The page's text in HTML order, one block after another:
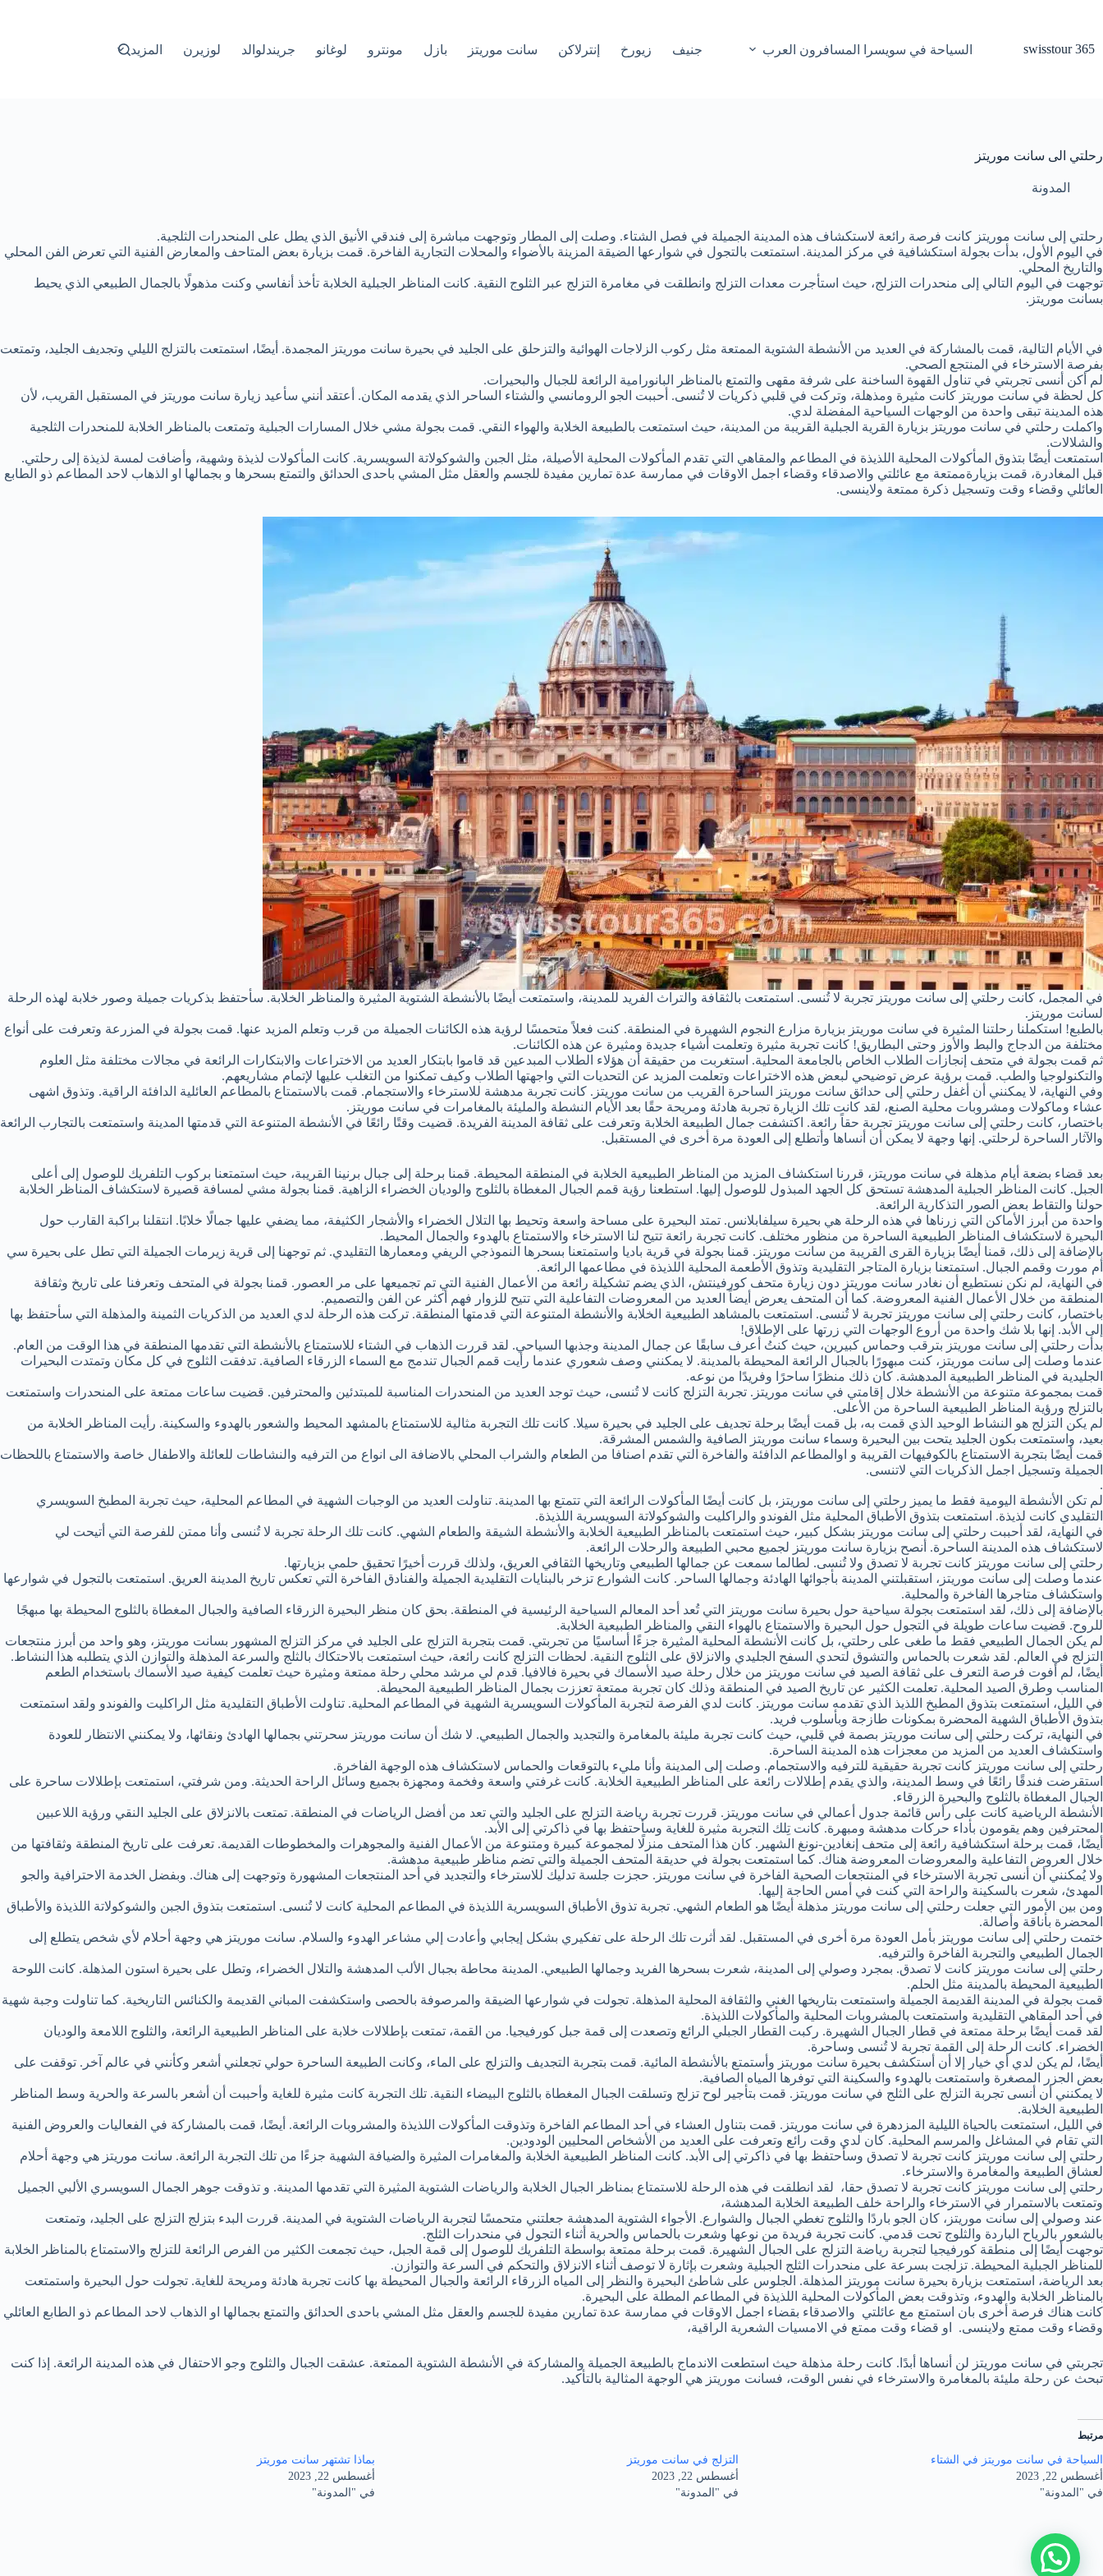
swisstour 365 السياحة في سويسرا المسافرون العرب جنيف زيورخ إنترلاكن سانت موريتز بازل مونترو لوغانو جريندلوالد لوزيرن المزيد
رحلتي الى سانت موريتز
المدونة
رحلتي إلى سانت موريتز كانت فرصة رائعة لاستكشاف هذه المدينة الجميلة في فصل الشتاء. وصلت إلى المطار وتوجهت مباشرة إلى فندقي الأنيق الذي يطل على المنحدرات الثلجية.
في اليوم الأول، بدأت بجولة استكشافية في مركز المدينة. استمتعت بالتجول في شوارعها الضيقة المزينة بالأضواء والمحلات التجارية الفاخرة. قمت بزيارة بعض المتاحف والمعارض الفنية التي تعرض الفن المحلي
والتاريخ المحلي.
توجهت في اليوم التالي إلى منحدرات التزلج، حيث استأجرت معدات التزلج وانطلقت في مغامرة التزلج عبر الثلوج النقية. كانت المناظر الجبلية الخلابة تأخذ أنفاسي وكنت مذهولًا بالجمال الطبيعي الذي يحيط
بسانت موريتز.
في الأيام التالية، قمت بالمشاركة في العديد من الأنشطة الشتوية الممتعة مثل ركوب الزلاجات الهوائية والتزحلق على الجليد في بحيرة سانت موريتز المجمدة. أيضًا، استمتعت بالتزلج الليلي وتجديف الجليد، وتمتعت
بفرصة الاسترخاء في المنتجع الصحي.
لم أكن أنسى تجربتي في تناول القهوة الساخنة على شرفة مقهى والتمتع بالمناظر البانورامية الرائعة للجبال والبحيرات.
كل لحظة في سانت موريتز كانت مثيرة ومذهلة، وتركت في قلبي ذكريات لا تُنسى. أحببت الجو الرومانسي والشتاء الساحر الذي يقدمه المكان. أعتقد أنني سأعيد زيارة سانت موريتز في المستقبل القريب، لأن
هذه المدينة تبقى واحدة من الوجهات السياحية المفضلة لدي.
واكملت رحلتي في سانت موريتز بزيارة القرية الجبلية القريبة من المدينة، حيث استمتعت بالطبيعة الخلابة والهواء النقي. قمت بجولة مشي خلال المسارات الجبلية وتمتعت بالمناظر الخلابة للمنحدرات الثلجية
والشلالات.
استمتعت أيضًا بتذوق المأكولات المحلية اللذيذة في المطاعم والمقاهي التي تقدم المأكولات المحلية الأصيلة، مثل الجبن والشوكولاتة السويسرية. كانت المأكولات لذيذة وشهية، وأضافت لمسة لذيذة إلى رحلتي.
قبل المغادرة، قمت بزيارةممتعة مع عائلتي والاصدقاء وقضاء اجمل الاوقات في ممارسة عدة تمارين مفيدة للجسم والعقل مثل المشي باحدى الحدائق والتمتع بسحرها و بجمالها او الذهاب لاحد المطاعم ذو الطابع
العائلي وقضاء وقت وتسجيل ذكرة ممتعة ولاينسى.
في المجمل، كانت رحلتي إلى سانت موريتز تجربة لا تُنسى. استمتعت بالثقافة والتراث الفريد للمدينة، واستمتعت أيضًا بالأنشطة الشتوية المثيرة والمناظر الخلابة. سأحتفظ بذكريات جميلة وصور خلابة لهذه الرحلة
لسانت موريتز.
بالطبع! استكملنا رحلتنا المثيرة في سانت موريتز بزيارة مزارع النجوم الشهيرة في المنطقة. كنت فعلاً متحمسًا لرؤية هذه الكائنات الجميلة من قرب وتعلم المزيد عنها. قمت بجولة في المزرعة وتعرفت على أنواع
مختلفة من الدجاج والبط والأوز وحتى البطاريق! كانت تجربة مثيرة وتعلمت أشياء جديدة ومثيرة عن هذه الكائنات.
ثم قمت بجولة في متحف إنجازات الطلاب الخاص بالجامعة المحلية. استغربت من حقيقة أن هؤلاء الطلاب المبدعين قد قاموا بابتكار العديد من الاختراعات والابتكارات الرائعة في مجالات مختلفة مثل العلوم
والتكنولوجيا والطب. قمت برؤية عرض توضيحي لبعض هذه الاختراعات وتعلمت المزيد عن التحديات التي واجهتها الطلاب وكيف تمكنوا من التغلب عليها لإتمام مشاريعهم.
وفي النهاية، لا يمكنني أن أغفل رحلتي إلى حدائق سانت موريتز الساحرة القريب من سانت موريتز. كانت تجربة مدهشة للاسترخاء والاستجمام. قمت بالاستمتاع بالمطاعم العائلية الدافئة الراقية. وتذوق اشهى
عشاء وماكولات ومشروبات محلية الصنع، لقد كانت تلك الزيارة تجربة هادئة ومريحة حقًا بعد الأيام النشطة والمليئة بالمغامرات في سانت موريتز.
باختصار، كانت رحلتي إلى سانت موريتز تجربة حقاً رائعة. اكتشفت جمال الطبيعة الخلابة وتعرفت على ثقافة المدينة الفريدة. قضيت وقتًا رائعًا في الأنشطة المتنوعة التي قدمتها المدينة واستمتعت بالتجارب الرائعة
والآثار الساحرة لرحلتي. إنها وجهة لا يمكن أن أنساها وأتطلع إلى العودة مرة أخرى في المستقبل.
بعد قضاء بضعة أيام مذهلة في سانت موريتز، قررنا استكشاف المزيد من المناظر الطبيعية الخلابة في المنطقة المحيطة. قمنا برحلة إلى جبال برنينا القريبة، حيث استمتعنا بركوب التلفريك للوصول إلى أعلى
الجبل. كانت المناظر الجبلية المدهشة تستحق كل الجهد المبذول للوصول إليها. استطعنا رؤية قمم الجبال المغطاة بالثلوج والوديان الخضراء الزاهية. قمنا بجولة مشي لمسافة قصيرة لاستكشاف المناظر الخلابة
حولنا والتقاط بعض الصور التذكارية الرائعة.
واحدة من أبرز الأماكن التي زرناها في هذه الرحلة هي بحيرة سيلفابلانس. تمتد البحيرة على مساحة واسعة وتحيط بها التلال الخضراء والأشجار الكثيفة، مما يضفي عليها جمالًا خلابًا. انتقلنا براكبة القارب حول
البحيرة لاستكشاف المناظر الطبيعية الساحرة من منظور مختلف. كانت تجربة رائعة تتيح لنا الاسترخاء والاستمتاع بالهدوء والجمال المحيط.
بالإضافة إلى ذلك، قمنا أيضًا بزيارة القرى القريبة من سانت موريتز. قمنا بجولة في قرية باديا واستمتعنا بسحرها النموذجي الريفي ومعمارها التقليدي. ثم توجهنا إلى قرية زيرمات الجميلة التي تطل على بحيرة سي
أم مورت وقمم الجبال. استمتعنا بزيارة المتاجر التقليدية وتذوق الأطعمة المحلية اللذيذة في مطاعمها الرائعة.
في النهاية، لم نكن نستطيع أن نغادر سانت موريتز دون زيارة متحف كورفينتش، الذي يضم تشكيلة رائعة من الأعمال الفنية التي تم تجميعها على مر العصور. قمنا بجولة في المتحف وتعرفنا على تاريخ وثقافة
المنطقة من خلال الأعمال الفنية المعروضة. كما أن المتحف يعرض أيضاً العديد من المعروضات التفاعلية التي تتيح للزوار فهم أكثر عن الفن والتصميم.
باختصار، كانت رحلتي إلى سانت موريتز تجربة لا تُنسى. استمتعت بالمشاهد الطبيعية الخلابة والأنشطة المتنوعة التي قدمتها المنطقة. تركت هذه الرحلة لدي العديد من الذكريات الثمينة والمذهلة التي سأحتفظ بها
إلى الأبد. إنها بلا شك واحدة من أروع الوجهات التي زرتها على الإطلاق!
بدأت رحلتي إلى سانت موريتز بترقب وحماس كبيرين، حيث كنتُ أعرف سابقًا عن جمال المدينة وجذبها السياحي. لقد قررت الذهاب في الشتاء للاستمتاع بالأنشطة التي تقدمها المنطقة في هذا الوقت من العام.
عندما وصلت إلى سانت موريتز، كنت مبهورًا بالجبال الرائعة المحيطة بالمدينة. لا يمكنني وصف شعوري عندما رأيت قمم الجبال تندمج مع السماء الزرقاء الصافية. تدفقت الثلوج في كل مكان وتمتدت البحيرات
الجليدية في المناظر الطبيعية المدهشة. كان ذلك منظرًا ساحرًا وفريدًا من نوعه.
قمت بمجموعة متنوعة من الأنشطة خلال إقامتي في سانت موريتز. تجربة التزلج كانت لا تُنسى، حيث توجد العديد من المنحدرات المناسبة للمبتدئين والمحترفين. قضيت ساعات ممتعة على المنحدرات واستمتعت
بالتزلج ورؤية المناظر الطبيعية الساحرة من الأعلى.
لم يكن التزلج هو النشاط الوحيد الذي قمت به، بل قمت أيضًا برحلة تجديف على الجليد في بحيرة سيلا. كانت تلك التجربة مثالية للاستمتاع بالمشهد المحيط والشعور بالهدوء والسكينة. رأيت المناظر الخلابة من
بعيد، واستمتعت بكون الجليد يتحت بين البحيرة وسماء سانت موريتز الصافية والشمس المشرقة.
قمت أيضًا بتجربة الاستمتاع بالكوفيهات القريبة و اوالمطاعم الدافئة والفاخرة التي تقدم اصنافا من الطعام والشراب المحلي بالاضافة الى انواع من الترفيه والنشاطات للعائلة والاطفال خاصة والاستمتاع باللحظات
الجميلة وتسجيل اجمل الذكريات التي لاتنسى.
.
لم تكن الأنشطة اليومية فقط ما يميز رحلتي إلى سانت موريتز، بل كانت أيضًا المأكولات الرائعة التي تتمتع بها المدينة. تناولت العديد من الوجبات الشهية في المطاعم المحلية، حيث تجربة المطبخ السويسري
التقليدي كانت لذيذة. استمتعت بتذوق الأطباق المحلية مثل الفوندو والراكليت والشوكولاتة السويسرية اللذيذة.
في النهاية، لقد أحببت رحلتي إلى سانت موريتز بشكل كبير، حيث استمتعت بالمناظر الطبيعية الخلابة والأنشطة الشيقة والطعام الشهي. كانت تلك الرحلة تجربة لا تُنسى وأنا ممتن للفرصة التي أتيحت لي
لاستكشاف هذه المدينة الساحرة. أنصح بزيارة سانت موريتز لجميع محبي الطبيعة والرحلات الرائعة.
رحلتي إلى سانت موريتز كانت تجربة لا تصدق ولا تُنسى. لطالما سمعت عن جمالها الطبيعي وتاريخها الثقافي العريق، ولذلك قررت أخيرًا تحقيق حلمي بزيارتها.
عندما وصلت إلى سانت موريتز، استقبلتني المدينة بأجوائها الهادئة وجمالها الساحر. كانت الشوارع تزخر بالبنايات التقليدية الجميلة والفنادق الفاخرة التي تعكس تاريخ المدينة العريق. استمتعت بالتجول في شوارعها
واستكشاف متاجرها الفاخرة والمحلية.
بالإضافة إلى ذلك، لقد استمتعت بجولة سياحية حول بحيرة سانت موريتز التي تُعد أحد المعالم السياحية الرئيسية في المنطقة. بحق كان منظر البحيرة الزرقاء الصافية والجبال المغطاة بالثلوج المحيطة بها مبهجًا
للروح. قضيت ساعات طويلة في التجول حول البحيرة والاستمتاع بالهواء النقي والمناظر الطبيعية الخلابة.
لم يكن الجمال الطبيعي فقط ما طغى على رحلتي، بل كانت الأنشطة المحلية المثيرة جزءًا أساسيًا من تجربتي. قمت بتجربة التزلج على الجليد في مركز التزلج المشهور بسانت موريتز، وهو واحد من أبرز منتجعات
التزلج في العالم. لقد شعرت بالحماس والتشوق لتحدي السفح الجليدي والانزلاق على الثلوج النقية. لحظات التزلج كانت رائعة، حيث استمتعت بالاحتكاك بالثلج والسرعة المذهلة والتوازن الذي يتطلبه هذا النشاط.
أيضًا، لم أفوت فرصة التعرف على ثقافة الصيد في سانت موريتز من خلال رحلة صيد الأسماك في بحيرة فالافيا. قدم لي مرشد محلي رحلة ممتعة ومثيرة حيث تعلمت كيفية صيد الأسماك باستخدام الطعم
المناسب وطرق الصيد المحلية. تعلمت الكثير عن تاريخ الصيد في المنطقة وذلك كان تجربة ممتعة تعززت بجمال المناظر الطبيعية المحيطة.
في الليل، استمتعت بتذوق المطبخ اللذيذ الذي تقدمه سانت موريتز. كانت لدي الفرصة لتجربة المأكولات السويسرية الشهية في المطاعم المحلية. تناولت الأطباق التقليدية مثل الراكليت والفوندو ولقد استمتعت
بتذوق الأطباق الشهية المحضرة بمكونات طازجة وبأسلوب فريد.
في النهاية، تركت رحلتي إلى سانت موريتز بصمة في قلبي، حيث كانت تجربة مليئة بالمغامرة والتجديد والجمال الطبيعي. لا شك أن سانت موريتز سحرتني بجمالها الهادئ ونقائها، ولا يمكنني الانتظار للعودة
واستكشاف العديد من المزيد من معجزات هذه المدينة الساحرة.
رحلتي إلى سانت موريتز كانت تجربة حقيقية للترفيه والاستجمام. وصلت إلى المدينة وأنا مليء بالتوقعات والحماس لاستكشاف هذه الوجهة الفاخرة.
استقرضت فندقًا رائعًا في وسط المدينة، والذي يقدم إطلالات رائعة على المناظر الطبيعية الخلابة. كانت غرفتي واسعة وفخمة ومجهزة بجميع وسائل الراحة الحديثة. ومن شرفتي، استمتعت بإطلالات ساحرة على
الجبال المغطاة بالثلوج والبحيرة الزرقاء.
الأنشطة الرياضية كانت على رأس قائمة جدول أعمالي في سانت موريتز. قررت تجربة رياضة التزلج على الجليد والتي تعد من أفضل الرياضات في المنطقة. تمتعت بالانزلاق على الجليد النقي ورؤية اللاعبين
المحترفين وهم يقومون بأداء حركات مدهشة ومبهرة. كانت تِلك التجربة مثيرة للغاية وسأحتفظ بها في ذاكرتي إلى الأبد.
أيضًا، قمت برحلة استكشافية رائعة إلى متحف إنغادين-نونغ الشهير. كان هذا المتحف منزلًا لمجموعة كبيرة ومتنوعة من الأعمال الفنية والمجوهرات والمخطوطات القديمة. تعرفت على تاريخ المنطقة وثقافتها من
خلال العروض التفاعلية والمعروضات المعروضة هناك. كما استمتعت بجولة في حديقة المتحف الجميلة والتي تضم مناظر طبيعية مدهشة.
ولا يُمكنني أن أنسى تجربة الاسترخاء في المنتجعات الصحية الفاخرة في سانت موريتز. حجزت جلسة تدليك للاسترخاء والتجديد في أحد المنتجعات المشهورة وتوجهت إلى هناك. وبفضل الخدمة الاحترافية والجو
المهدئ، شعرت بالسكينة والراحة التي كنت في أمس الحاجة إليها.
ومن بين الأمور التي جعلت رحلتي إلى سانت موريتز مذهلة أيضًا هو الطعام الشهي. تجربة تذوق الأطباق السويسرية اللذيذة في المطاعم المحلية كانت لا تُنسى. استمتعت بتذوق الجبن والشوكولاتة اللذيذة والأطباق
المحضرة بأناقة وأصالة.
ختمت رحلتي إلى سانت موريتز بأمل العودة مرة أخرى في المستقبل. لقد أثرت تلك الرحلة على تفكيري بشكل إيجابي وأعادت إلي مشاعر الهدوء والسلام. سانت موريتز هي وجهة أحلام لأي شخص يتطلع إلى
الجمال الطبيعي والتجربة الفاخرة والترفيه.
رحلتي إلى سانت موريتز كانت لا تصدق. بمجرد وصولي إلى المدينة، شعرت بسحرها الفريد وجمالها الطبيعي. المدينة محاطة بجبال الألب المدهشة والتلال الخضراء، وتطل على بحيرة استون المذهلة. كانت اللوحة
الطبيعية المحيطة بالمدينة مثل الحلم.
قمت بجولة في المدينة القديمة الجميلة واستمتعت بتاريخها الغني والثقافة المحلية المذهلة. تجولت في شوارعها الضيقة والمرصوفة بالحصى واستكشفت المباني القديمة والكنائس التاريخية. كما تناولت وجبة شهية
في أحد المقاهي التقليدية واستمتعت بالمشروبات المحلية والمأكولات اللذيذة.
لقد قمت أيضًا برحلة ممتعة في قطار الجبال الشهيرة. ركبت القطار الجبلي الرائع وتصعدت إلى قمة جبل كورفيجيا. من القمة، تمتعت بإطلالات خلابة على المناظر الطبيعية الرائعة، والثلوج اللامعة والوديان
الخضراء. كانت الرحلة إلى القمة تجربة لا تُنسى وساحرة.
أيضًا، لم يكن لدي أي خيار إلا أن أستكشف بحيرة سانت موريتز وأستمتع بالأنشطة المائية. قمت بتجربة التجديف والتزلج على الماء، وكانت الطبيعة الساحرة حولي تجعلني أشعر وكأنني في عالم آخر. توقفت على
بعض الجزر المصغرة واستمتعت بالهدوء والسكينة التي توفرها المياه الصافية.
لا يمكنني أن أنسى تجربة التزلج على الثلج في سانت موريتز. قمت بتأجير لوح تزلج وتسلقت الجبال المغطاة بالثلوج البيضاء النقية. تلك التجربة كانت مثيرة للغاية وأحببت أن أشعر بالسرعة والحرية وسط المناظر
الطبيعية الخلابة.
في الليل، استمتعت بالحياة الليلية المزدهرة في سانت موريتز. قمت بتناول العشاء في أحد المطاعم الفاخرة وتذوقت المأكولات اللذيذة والمشروبات الرائعة. أيضًا، قمت بالمشاركة في الفعاليات والعروض الفنية
التي تقام في المشاغل والمرسم المحلية. كان لدي وقت رائع وتعرفت على العديد من الأشخاص المحليين الودودين.
رحلتي إلى سانت موريتز كانت تجربة لا تصدق وسأحتفظ بها في ذاكرتي إلى الأبد. كانت المناظر الطبيعية الخلابة والمغامرات المثيرة والضيافة الشهية جزءًا من تلك التجربة الرائعة. سانت موريتز هي وجهة أحلام
لعشاق الطبيعة والمغامرة والاسترخاء.
رحلتي إلى سانت موريتز كانت تجربة لا تصدق حقا، لقد انطلقت في هذه الرحلة للاستمتاع بمناظر الجبال الخلابة والرياضات الشتوية المثيرة التي تقدمها المدينة. و تذوقت جوهر الجمال السويسري الألبي الجميل
وتمتعت بالاستمرار في الاسترخاء والراحة خلف الطبيعة الخلابة المدهشة،
عند وصولي إلى سانت موريتز، كان الجو باردًا والثلوج تغطي الجبال والشوارع. الأجواء الشتوية المدهشة جعلتني متحمسًا لتجربة الرياضات الشتوية في المدينة. قررت البدء بتزلج التزلج على الجليد، وتمتعت
بالشعور بالرياح الباردة والثلوج تحت قدمي. كانت تجربة فريدة من نوعها وشعرت بالحماس والحرية أثناء التجول في منحدرات الثلج.
توجهت أيضًا إلى منطقة كورفيجيا لتجربة رياضة التزلج على الجبال الشهيرة. قمت برحلة ممتعة بواسطة التلفريك للوصول إلى قمة الجبل، حيث تجمعت الكثير من الفرص الرائعة للتزلج والاستمتاع بالمناظر الخلابة
للمناظر الجبلية المحيطة. تزلجت بسرعة على منحدرات الثلج الجبلية وشعرت بإثارة لا توصف أثناء الانزلاق والتحكم في السرعة والتوازن.
بعد الرياضة، استمتعت بزيارة بحيرة سانت موريتز المذهلة. الجلوس على شاطئ البحيرة والنظر إلى المياه الزرقاء الرائعة والجبال المحيطة بها كانت تجربة هادئة ومريحة للغاية. تجولت حول البحيرة واستمتعت
بالمناظر الخلابة والهدوء، وتذوقت بعض المأكولات المحلية اللذيذة في المطاعم المطلة على البحيرة.
كانت هناك فرصة أخرى بان استمتع مع عائلتي والاصدقاء بقضاء اجمل الاوقات في ممارسة عدة تمارين مفيدة للجسم والعقل مثل المشي باحدى الحدائق والتمتع بجمالها او الذهاب لاحد المطاعم ذو الطابع العائلي
وقضاء وقت ممتع ولاينسى. او قضاء وقت ممتع في الامسيات الشعرية الراقية،
تجربتي في سانت موريتز لن أنساها أبدًا. كانت رحلة مذهلة حيث استطعت الاندماج بالطبيعة الجميلة والمشاركة في الأنشطة الشتوية الممتعة. عشقت الجبال والثلوج وجو الاحتفال في هذه المدينة الرائعة. إذا كنت
تبحث عن رحلة مليئة بالمغامرة والاسترخاء في نفس الوقت، فسانت موريتز هي الوجهة المثالية بالتأكيد.
مرتبط
السياحة في سانت موريتز في الشتاء
أغسطس 22, 2023
في "المدونة"
التزلج في سانت موريتز
أغسطس 22, 2023
في "المدونة"
بماذا تشتهر سانت موريتز
أغسطس 22, 2023
في "المدونة"